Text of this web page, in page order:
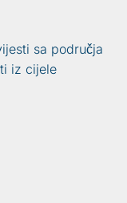
sa područja
iz cijele